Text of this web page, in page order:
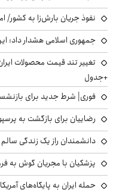
نفوذ جریان بارش‌زا به کشور/
جمهوری اسلامی هشدار داد:
+جدول
فوری| شرط جدید برای
رضاییان برای بازگشت به
دانشمندان راز یک زندگی
پزشکیان با مجریان گوش به
حمله ایران به پایگاه‌های